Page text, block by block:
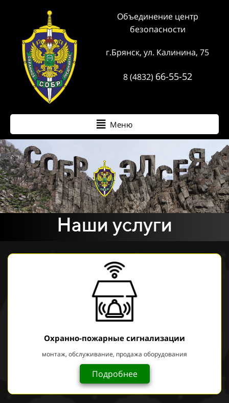
Объединение центр
безопасности
г.Брянск, ул. Калинина, 75
8 (4832) 66-55-52
Меню
Наши услуги
Охранно-пожарные сигнализации
монтаж, обслуживание, продажа оборудования
Подробнее